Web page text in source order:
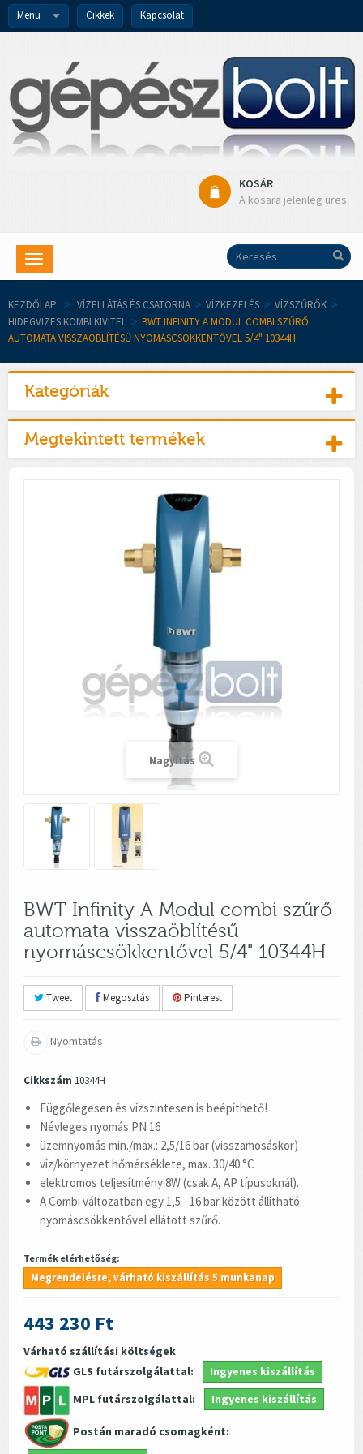
Menü Cikkek Kapcsolat
KOSÁR
A kosara jelenleg üres
Toggle
navigation
KEZDŐLAP > VÍZELLÁTÁS ÉS CSATORNA > VÍZKEZELÉS > VÍZSZŰRŐK >
HIDEGVIZES KOMBI KIVITEL > BWT INFINITY A MODUL COMBI SZŰRŐ
AUTOMATA VISSZAÖBLÍTÉSŰ NYOMÁSCSÖKKENTŐVEL 5/4" 10344H
Kategóriák
Megtekintett termékek
Nagyítás
BWT Infinity A Modul combi szűrő
automata visszaöblítésű
nyomáscsökkentővel 5/4" 10344H
Tweet Megosztás Pinterest
Nyomtatás
Cikkszám 10344H
Függőlegesen és vízszintesen is beépíthető!
Névleges nyomás PN 16
üzemnyomás min./max.: 2,5/16 bar (visszamosáskor)
víz/környezet hőmérséklete, max. 30/40 °C
elektromos teljesítmény 8W (csak A, AP típusoknál).
A Combi változatban egy 1,5 - 16 bar között állítható
nyomáscsökkentővel ellátott szűrő.
Termék elérhetőség:
Megrendelésre, várható kiszállítás 5 munkanap
443 230 Ft
Várható szállítási költségek
GLS futárszolgálattal:
Ingyenes kiszállítás
MPL futárszolgálattal:
Ingyenes kiszállítás
Postán maradó csomagként: